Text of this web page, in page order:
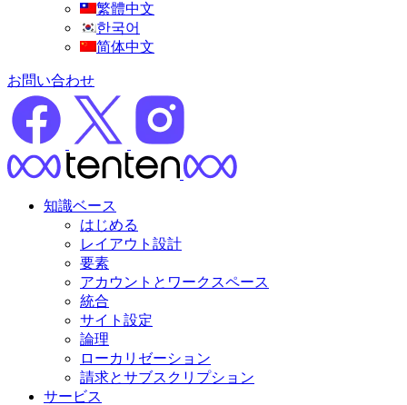
繁體中文
한국어
简体中文
お問い合わせ
知識ベース
はじめる
レイアウト設計
要素
アカウントとワークスペース
統合
サイト設定
論理
ローカリゼーション
請求とサブスクリプション
サービス